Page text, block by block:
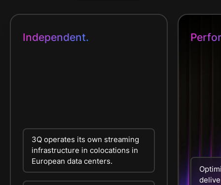
Independent.
3Q operates its own streaming
infrastructure in colocations in
European data centers.